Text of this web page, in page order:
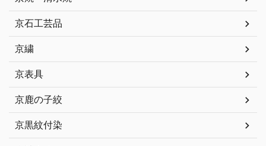
京石工芸品
京繍
京表具
京鹿の子絞
京黒紋付染